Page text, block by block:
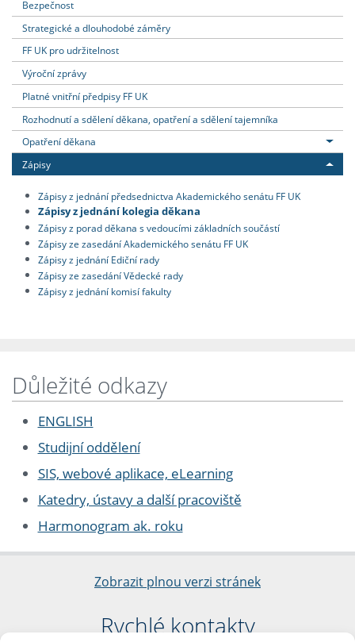
Bezpečnost
Strategické a dlouhodobé záměry
FF UK pro udržitelnost
Výroční zprávy
Platné vnitřní předpisy FF UK
Rozhodnutí a sdělení děkana, opatření a sdělení tajemníka
Opatření děkana
Zápisy
Zápisy z jednání předsednictva Akademického senátu FF UK
Zápisy z jednání kolegia děkana
Zápisy z porad děkana s vedoucími základních součástí
Zápisy ze zasedání Akademického senátu FF UK
Zápisy z jednání Ediční rady
Zápisy ze zasedání Vědecké rady
Zápisy z jednání komisí fakulty
Důležité odkazy
ENGLISH
Studijní oddělení
SIS, webové aplikace, eLearning
Katedry, ústavy a další pracoviště
Harmonogram ak. roku
Zobrazit plnou verzi stránek
Rychlé kontakty